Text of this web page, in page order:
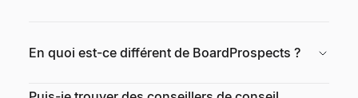
En quoi est-ce différent de BoardProspects ?